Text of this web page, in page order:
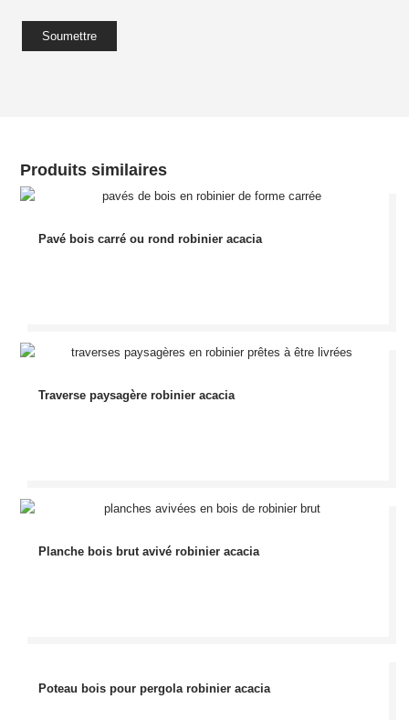
Produits similaires
Pavé bois carré ou rond robinier acacia
Traverse paysagère robinier acacia
Planche bois brut avivé robinier acacia
Poteau bois pour pergola robinier acacia